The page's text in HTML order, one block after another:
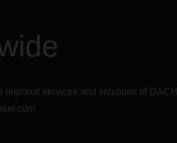
services and solutions of